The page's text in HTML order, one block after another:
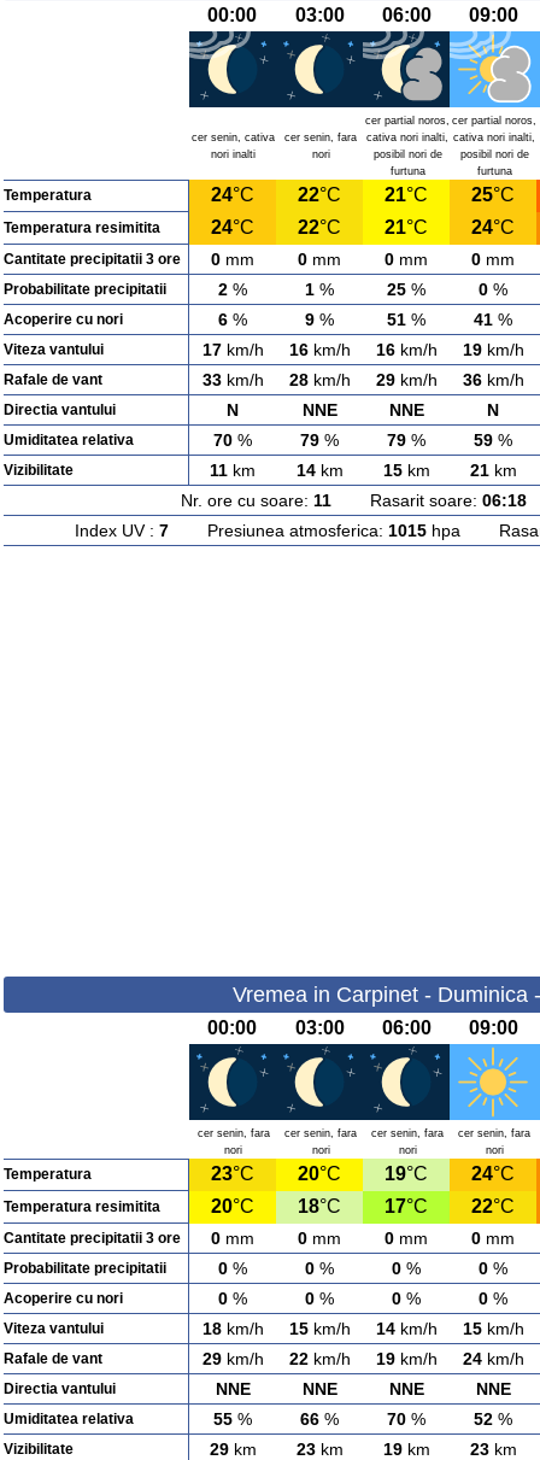
00:00 03:00 06:00 09:00
cer senin, cativa
nori inalti
cer senin, fara
nori
cer partial noros,
cativa nori inalti,
posibil nori de
furtuna
cer partial noros,
cativa nori inalti,
posibil nori de
furtuna
Temperatura 24°C 22°C 21°C 25°C
Temperatura resimitita 24°C 22°C 21°C 24°C
Cantitate precipitatii 3 ore 0 mm 0 mm 0 mm 0 mm
Probabilitate precipitatii 2 % 1 % 25 % 0 %
Acoperire cu nori 6 % 9 % 51 % 41 %
Viteza vantului 17km/h 16km/h 16km/h 19km/h
Rafale de vant 33km/h 28km/h 29km/h 36km/h
Directia vantului N NNE NNE N
Umiditatea relativa 70 % 79 % 79 % 59 %
Vizibilitate 11 km 14km 15km 21km
Nr. ore cu soare: 11 Rasarit soare: 06:18
Index UV : 7Presiunea atmosferica: 1015hpa
Vremea in Carpinet - Duminica
00:00 03:00 06:00 09:00
cer senin, fara
nori
cer senin, fara
nori
cer senin, fara
nori
cer senin, fara
nori
Temperatura 23°C 20°C 19°C 24°C
Temperatura resimitita 20°C 18°C 17°C 22°C
Cantitate precipitatii 3 ore 0 mm 0 mm 0 mm 0 mm
Probabilitate precipitatii 0 % 0 % 0 % 0 %
Acoperire cu nori 0 % 0 % 0 % 0 %
Viteza vantului 18km/h 15km/h 14km/h 15km/h
Rafale de vant 29km/h 22km/h 19km/h 24km/h
Directia vantului NNE NNE NNE NNE
Umiditatea relativa 55 % 66 % 70 % 52 %
Vizibilitate 29km 23km 19km 23km